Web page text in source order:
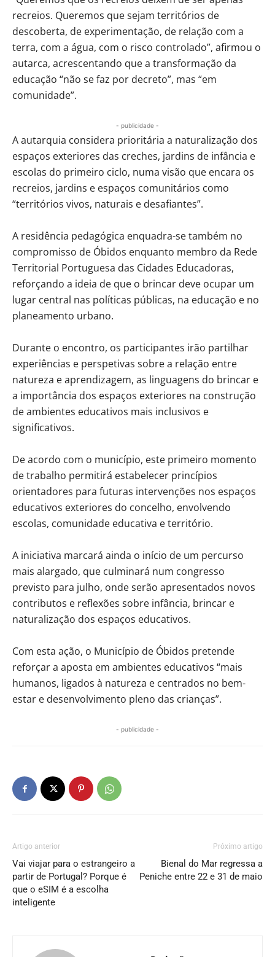
recreios. Queremos que sejam territórios de
descoberta, de experimentação, de relação com a
terra, com a água, com o risco controlado”, afirmou o
autarca, acrescentando que a transformação da
educação “não se faz por decreto”, mas “em
comunidade”.
- publicidade -
A autarquia considera prioritária a naturalização dos
espaços exteriores das creches, jardins de infância e
escolas do primeiro ciclo, numa visão que encara os
recreios, jardins e espaços comunitários como
“territórios vivos, naturais e desafiantes”.
A residência pedagógica enquadra-se também no
compromisso de Óbidos enquanto membro da Rede
Territorial Portuguesa das Cidades Educadoras,
reforçando a ideia de que o brincar deve ocupar um
lugar central nas políticas públicas, na educação e no
planeamento urbano.
Durante o encontro, os participantes irão partilhar
experiências e perspetivas sobre a relação entre
natureza e aprendizagem, as linguagens do brincar e
a importância dos espaços exteriores na construção
de ambientes educativos mais inclusivos e
significativos.
De acordo com o município, este primeiro momento
de trabalho permitirá estabelecer princípios
orientadores para futuras intervenções nos espaços
educativos exteriores do concelho, envolvendo
escolas, comunidade educativa e território.
A iniciativa marcará ainda o início de um percurso
mais alargado, que culminará num congresso
previsto para julho, onde serão apresentados novos
contributos e reflexões sobre infância, brincar e
naturalização dos espaços educativos.
Com esta ação, o Município de Óbidos pretende
reforçar a aposta em ambientes educativos “mais
humanos, ligados à natureza e centrados no bem-
estar e desenvolvimento pleno das crianças”.
- publicidade -
Artigo anterior
Vai viajar para o estrangeiro a
partir de Portugal? Porque é
que o eSIM é a escolha
inteligente
Próximo artigo
Bienal do Mar regressa a
Peniche entre 22 e 31 de maio